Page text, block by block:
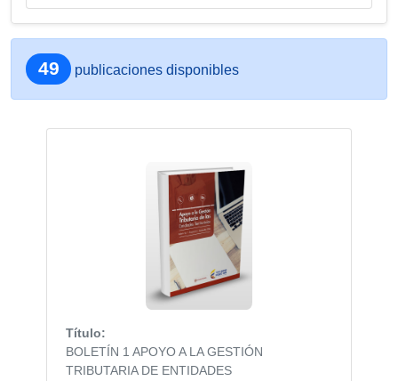
49 publicaciones disponibles
Título:
BOLETÍN 1 APOYO A LA GESTIÓN
TRIBUTARIA DE ENTIDADES